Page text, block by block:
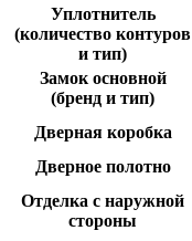
Уплотнитель
(количество контуров
и тип)
Замок основной
(бренд и тип)
Дверная коробка
Дверное полотно
Отделка с наружной
стороны